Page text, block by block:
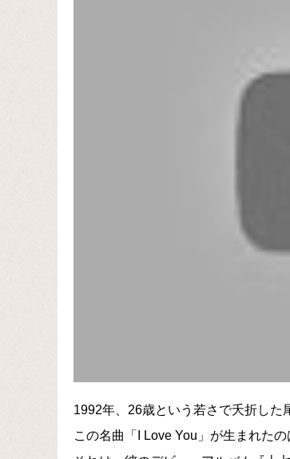
1992年、26歳という若さで夭折した
この名曲「I Love You」が生まれた